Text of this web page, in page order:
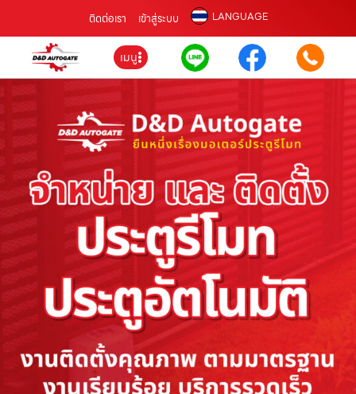
ติดต่อเรา เข้าสู่ระบบ LANGUAGE
เมนู